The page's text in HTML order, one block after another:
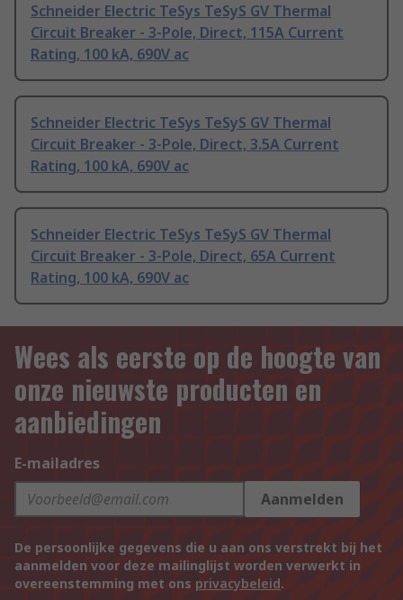
Schneider Electric TeSys TeSyS GV Thermal
Circuit Breaker - 3-Pole, Direct, 115A Current
Rating, 100 kA, 690V ac
Schneider Electric TeSys TeSyS GV Thermal
Circuit Breaker - 3-Pole, Direct, 3.5A Current
Rating, 100 kA, 690V ac
Schneider Electric TeSys TeSyS GV Thermal
Circuit Breaker - 3-Pole, Direct, 65A Current
Rating, 100 kA, 690V ac
Wees als eerste op de hoogte van
onze nieuwste producten en
aanbiedingen
E-mailadres
Aanmelden
De persoonlijke gegevens die u aan ons verstrekt bij het
aanmelden voor deze mailinglijst worden verwerkt in
overeenstemming met ons privacybeleid.